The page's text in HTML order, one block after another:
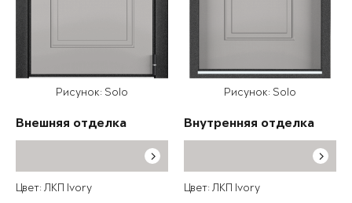
Рисунок: Solo
Внешняя отделка
Цвет: ЛКП Ivory
Рисунок: Solo
Внутренняя отделка
Цвет: ЛКП Ivory